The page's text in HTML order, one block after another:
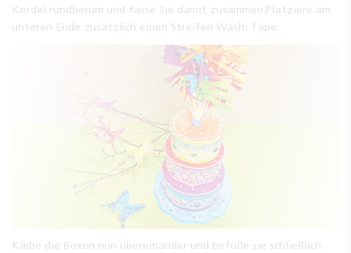
Kordel rundherum und fasse Sie damit zusammen.Platziere am
unteren Ende zusätzlich einen Streifen Washi Tape.
Klebe die Boxen nun übereinander und befülle sie schließlich